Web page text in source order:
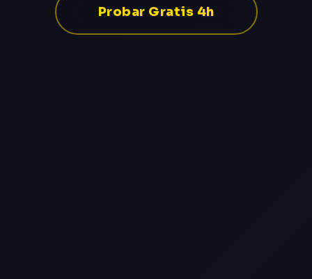
Probar Gratis 4h